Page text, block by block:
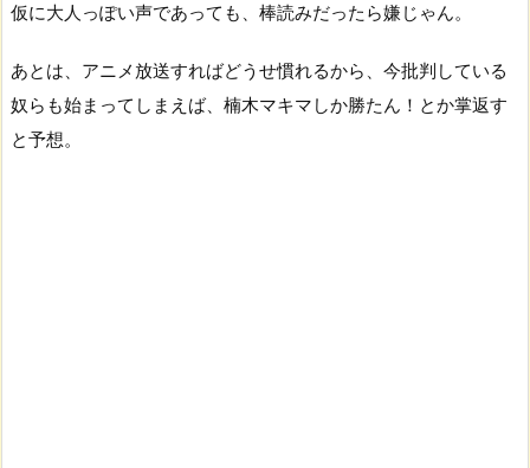
仮に大人っぽい声であっても、棒読みだったら嫌じゃん。
あとは、アニメ放送すればどうせ慣れるから、今批判している
奴らも始まってしまえば、楠木マキマしか勝たん！とか掌返す
と予想。